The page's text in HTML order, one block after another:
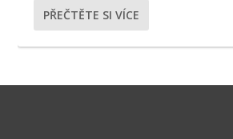
PŘEČTĚTE SI VÍCE